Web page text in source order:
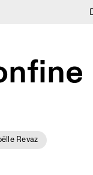
EN IT DE
FR
48
Das
Reset
Mailand
Revaz